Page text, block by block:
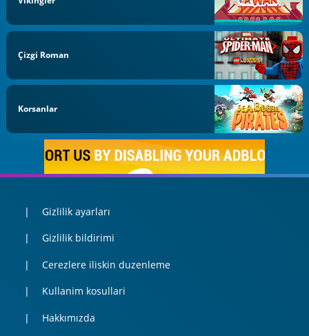
Çizgi Roman
Korsanlar
Gizlilik ayarları
Gizlilik bildirimi
Cerezlere iliskin duzenleme
Kullanim kosullari
Hakkımızda